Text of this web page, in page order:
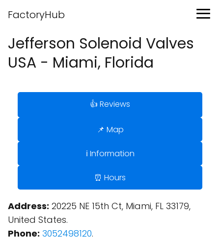
FactoryHub
Jefferson Solenoid Valves
USA - Miami, Florida
👍 Reviews
📌 Map
ℹ️ Information
⏰ Hours
Address: 20225 NE 15th Ct, Miami, FL 33179,
United States.
Phone: 3052498120.